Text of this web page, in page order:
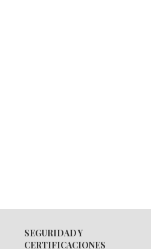
SEGURIDAD Y
CERTIFICACIONES